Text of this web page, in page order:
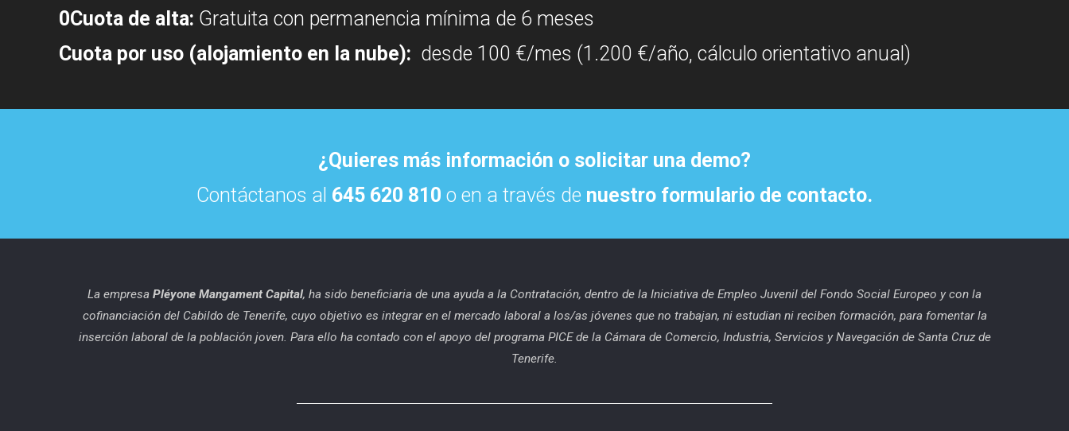
0Cuota de alta: Gratuita con permanencia mínima de 6 meses
Cuota por uso (alojamiento en la nube): desde 100 €/mes (1.200 €/año, cálculo orientativo anual)
¿Quieres más información o solicitar una demo?
Contáctanos al 645 620 810 o en a través de nuestro formulario de contacto.
La empresa Pléyone Mangament Capital, ha sido beneficiaria de una ayuda a la Contratación, dentro de la Iniciativa de Empleo Juvenil del Fondo Social Europeo y con la
cofinanciación del Cabildo de Tenerife, cuyo objetivo es integrar en el mercado laboral a los/as jóvenes que no trabajan, ni estudian ni reciben formación, para fomentar la
inserción laboral de la población joven. Para ello ha contado con el apoyo del programa PICE de la Cámara de Comercio, Industria, Servicios y Navegación de Santa Cruz de
Tenerife.